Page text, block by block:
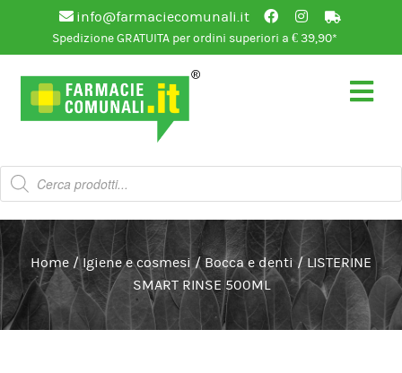
info@farmaciecomunali.it
Spedizione GRATUITA per ordini superiori a € 39,90*
Vai
alla
navigazione
Vai
al
contenuto
Products
search
Home /Igiene e cosmesi / Bocca e denti / LISTERINE
SMART RINSE 500ML